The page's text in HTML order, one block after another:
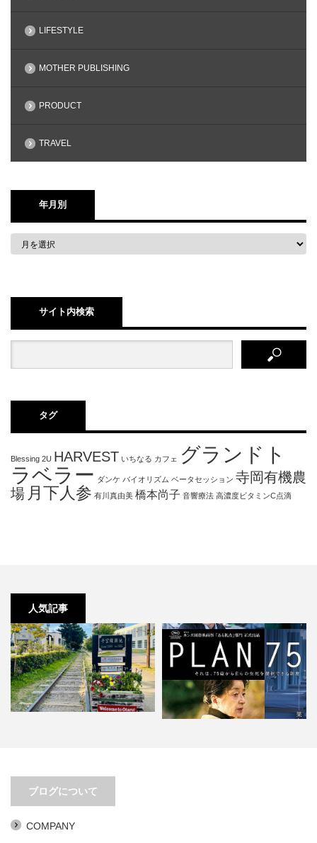
LIFESTYLE
MOTHER PUBLISHING
PRODUCT
TRAVEL
年月別
サイト内検索
タグ
Blessing 2U HARVEST いちなる カフェ
グランドト
ラベラー ダンケ バイオリズム ベータセッション 寺岡有機農
場 月下人参 有川真由美 橋本尚子 音響療法 高濃度ビタミンC点滴
人気記事
ブログについて
COMPANY